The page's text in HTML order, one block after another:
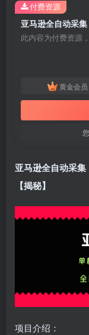
此内容为付费资源
黄金会员
付费资源
亚马逊全自动采
【揭秘】
项目介绍：